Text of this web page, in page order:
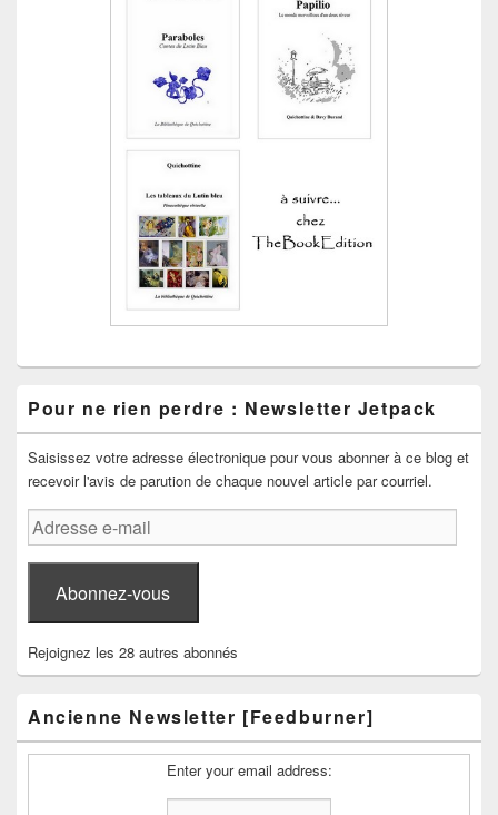
Pour ne rien perdre : Newsletter Jetpack
Saisissez votre adresse électronique pour vous abonner à ce blog et
recevoir l'avis de parution de chaque nouvel article par courriel.
Adresse
e-
mail
Abonnez-vous
Rejoignez les 28 autres abonnés
Ancienne Newsletter [Feedburner]
Enter your email address: